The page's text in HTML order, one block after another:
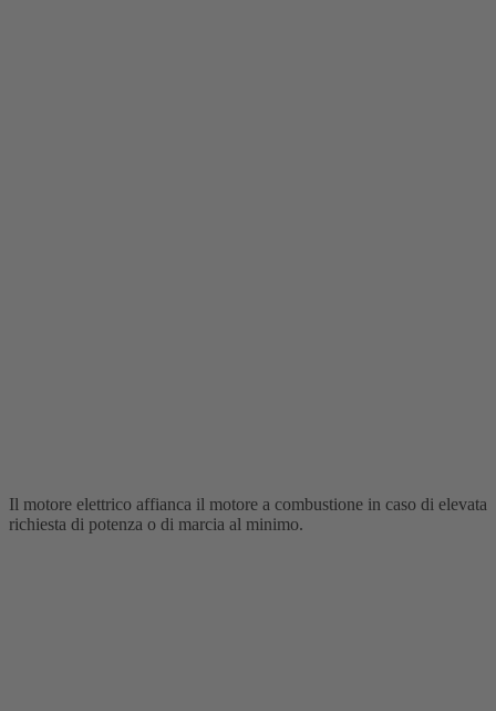
Il motore elettrico affianca il motore a combustione in caso di elevata
richiesta di potenza o di marcia al minimo.